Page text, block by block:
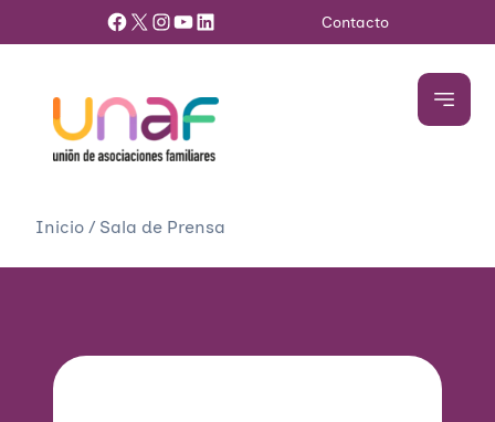
Facebook X InstagramYouTube LinkedIn Contacto
Inicio / Sala de Prensa